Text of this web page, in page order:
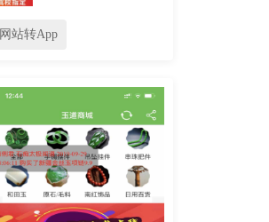
网站转App